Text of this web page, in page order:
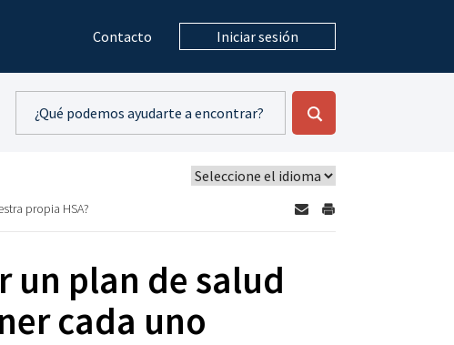
Contacto Iniciar sesión
propia HSA?
un plan de salud
cada uno